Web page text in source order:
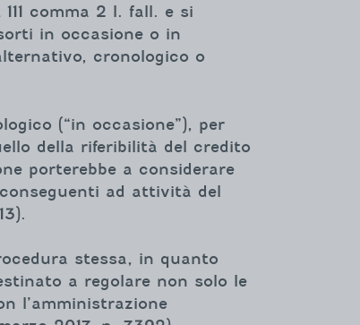
comma 2 l. fall. e si
in occasione o in
cronologico o
(“in occasione”), per
della riferibilità del credito
porterebbe a considerare
ad attività del
stessa, in quanto
a regolare non solo le
l’amministrazione